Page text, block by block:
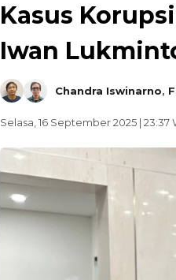
Kasus
Iwan
Chandra Iswinarno,
Selasa, 16 September 2025 | 23:37